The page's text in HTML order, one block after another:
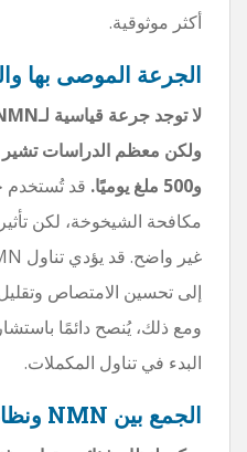
أكثر موثوقية.
الجرعة الموصى بها
و500 ملغ يوميًا.
قد
مكافحة الشيخوخة، لكن
إلى تحسين الامتصاص
ومع ذلك، يُنصح دائمًا
البدء في تناول المكملات.
الجمع بين NMN ونظام غذائي صحي